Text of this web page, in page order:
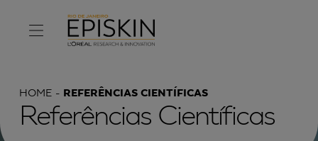
HOME REFERÊNCIAS CIENTÍFICAS
Referências Científicas